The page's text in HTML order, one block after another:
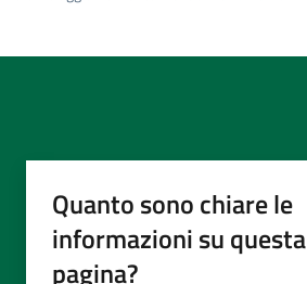
Quanto sono chiare le
informazioni su questa
pagina?